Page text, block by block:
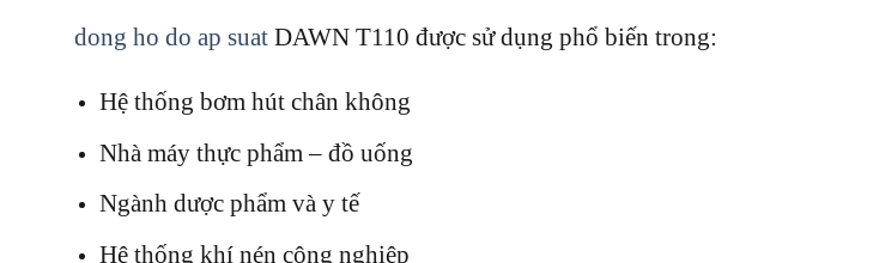
dong ho do ap suat DAWN T110 được sử dụng phổ biến trong:
Hệ thống bơm hút chân không
Nhà máy thực phẩm – đồ uống
Ngành dược phẩm và y tế
Hệ thống khí nén công nghiệp